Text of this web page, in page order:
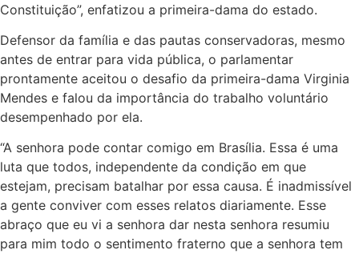
Constituição”, enfatizou a primeira-dama do estado.
Defensor da família e das pautas conservadoras, mesmo
antes de entrar para vida pública, o parlamentar
prontamente aceitou o desafio da primeira-dama Virginia
Mendes e falou da importância do trabalho voluntário
desempenhado por ela.
“A senhora pode contar comigo em Brasília. Essa é uma
luta que todos, independente da condição em que
estejam, precisam batalhar por essa causa. É inadmissível
a gente conviver com esses relatos diariamente. Esse
abraço que eu vi a senhora dar nesta senhora resumiu
para mim todo o sentimento fraterno que a senhora tem